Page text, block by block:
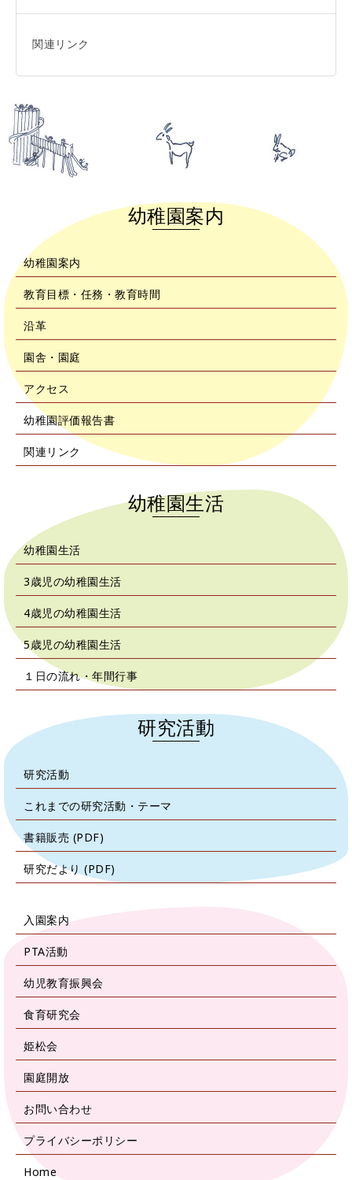
関連リンク
幼稚園案内
幼稚園案内
教育目標・任務・教育時間
沿革
園舎・園庭
アクセス
幼稚園評価報告書
関連リンク
幼稚園生活
幼稚園生活
3歳児の幼稚園生活
4歳児の幼稚園生活
5歳児の幼稚園生活
１日の流れ・年間行事
研究活動
研究活動
これまでの研究活動・テーマ
書籍販売 (PDF)
研究だより (PDF)
入園案内
PTA活動
幼児教育振興会
食育研究会
姫松会
園庭開放
お問い合わせ
プライバシーポリシー
Home